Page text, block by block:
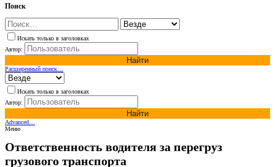
Поиск
Искать только в заголовках
Автор:
Найти
Расширенный поиск…
Искать только в заголовках
Автор:
Найти
Advanced…
Меню
Ответственность водителя за перегруз
грузового транспорта